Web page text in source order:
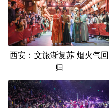
Русский язык
Deutsch Português
西安：文旅渐复苏 烟火气回
归